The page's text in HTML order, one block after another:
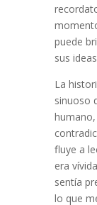
puede
sus
La
sinuoso
fluye a
era
sentía
lo que